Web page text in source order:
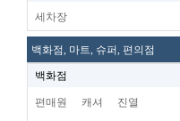
세차장
백화점, 마트, 슈퍼, 편의점
백화점
편매원 캐셔 진열